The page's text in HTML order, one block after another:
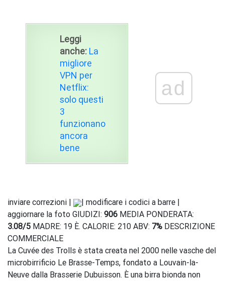
Leggi
anche: La
migliore
VPN per
Netflix:
solo questi
3
funzionano
ancora
bene
ad
inviare correzioni |
| modificare i codici a barre |
aggiornare la foto GIUDIZI: 906 MEDIA PONDERATA:
3.08/5 MADRE: 19 È. CALORIE: 210 ABV: 7% DESCRIZIONE
COMMERCIALE
La Cuvée des Trolls è stata creata nel 2000 nelle vasche del
microbirrificio Le Brasse-Temps, fondato a Louvain-la-
Neuve dalla Brasserie Dubuisson. È una birra bionda non